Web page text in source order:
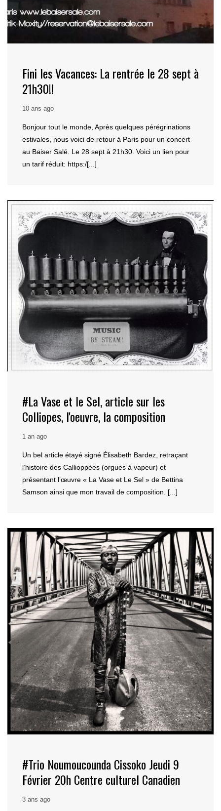
Fini les Vacances: La rentrée le 28 sept à
21h30!!
10 ans ago
Bonjour tout le monde, Après quelques pérégrinations
estivales, nous voici de retour à Paris pour un concert
au Baiser Salé. Le 28 sept à 21h30. Voici un lien pour
un tarif réduit: https:/[...]
#La Vase et le Sel, article sur les
Colliopes, l'oeuvre, la composition
1 an ago
Un bel article étayé signé Élisabeth Bardez, retraçant
l’histoire des Callioppées (orgues à vapeur) et
présentant l’œuvre « La Vase et Le Sel » de Bettina
Samson ainsi que mon travail de composition. [...]
#Trio Noumoucounda Cissoko Jeudi 9
Février 20h Centre culturel Canadien
3 ans ago